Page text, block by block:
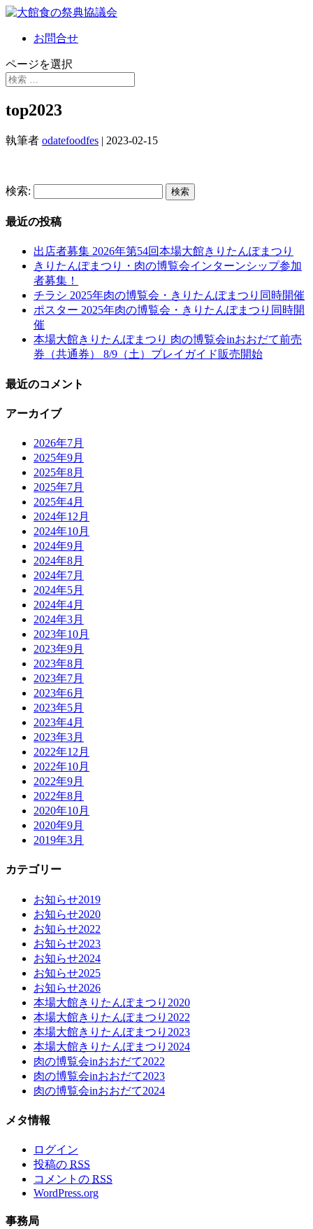
お問合せ
ページを選択
top2023
執筆者 odatefoodfes | 2023-02-15
検索:
最近の投稿
出店者募集 2026年第54回本場大館きりたんぽまつり
きりたんぽまつり・肉の博覧会インターンシップ参加
者募集！
チラシ 2025年肉の博覧会・きりたんぽまつり同時開催
ポスター 2025年肉の博覧会・きりたんぽまつり同時開
催
本場大館きりたんぽまつり 肉の博覧会inおおだて前売
券（共通券） 8/9（土）プレイガイド販売開始
最近のコメント
アーカイブ
2026年7月
2025年9月
2025年8月
2025年7月
2025年4月
2024年12月
2024年10月
2024年9月
2024年8月
2024年7月
2024年5月
2024年4月
2024年3月
2023年10月
2023年9月
2023年8月
2023年7月
2023年6月
2023年5月
2023年4月
2023年3月
2022年12月
2022年10月
2022年9月
2022年8月
2020年10月
2020年9月
2019年3月
カテゴリー
お知らせ2019
お知らせ2020
お知らせ2022
お知らせ2023
お知らせ2024
お知らせ2025
お知らせ2026
本場大館きりたんぽまつり2020
本場大館きりたんぽまつり2022
本場大館きりたんぽまつり2023
本場大館きりたんぽまつり2024
肉の博覧会inおおだて2022
肉の博覧会inおおだて2023
肉の博覧会inおおだて2024
メタ情報
ログイン
投稿の RSS
コメントの RSS
WordPress.org
事務局